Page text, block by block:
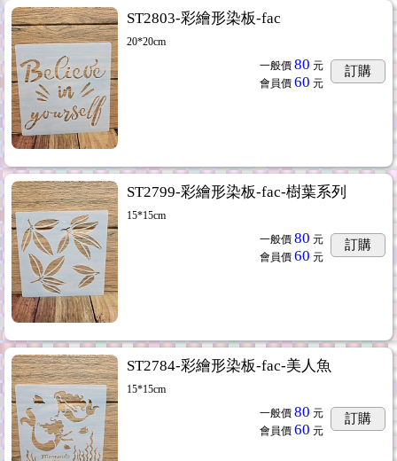
ST2803-彩繪形染板-fac
20*20cm
一般價 80 元
會員價 60 元
訂購
ST2799-彩繪形染板-fac-樹葉系列
15*15cm
一般價 80 元
會員價 60 元
訂購
ST2784-彩繪形染板-fac-美人魚
15*15cm
一般價 80 元
會員價 60 元
訂購